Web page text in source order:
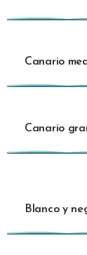
Canario
Canario
Blanco y